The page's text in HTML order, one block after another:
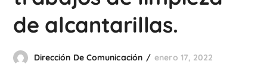
de alcantarillas.
Dirección De Comunicación enero 17, 2022